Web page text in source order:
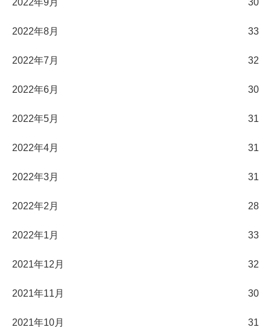
2022年9月 30
2022年8月 33
2022年7月 32
2022年6月 30
2022年5月 31
2022年4月 31
2022年3月 31
2022年2月 28
2022年1月 33
2021年12月 32
2021年11月 30
2021年10月 31